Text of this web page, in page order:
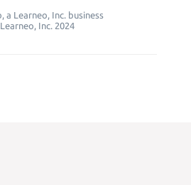
a Learneo, Inc. business
Inc. 2024